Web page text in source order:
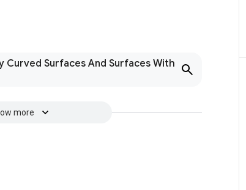
Curved Surfaces And Surfaces With
more